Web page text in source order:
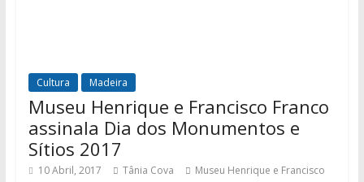
Cultura Madeira
Museu Henrique e Francisco Franco
assinala Dia dos Monumentos e
Sítios 2017
10 Abril, 2017 Tânia Cova
Museu Henrique e Francisco